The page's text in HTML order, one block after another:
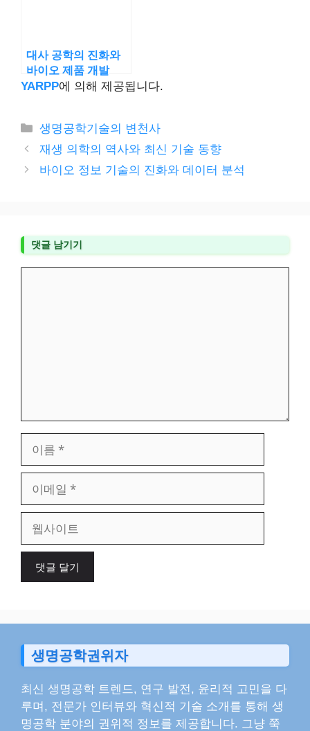
대사 공학의 진화와
바이오 제품 개발
YARPP에 의해 제공됩니다.
카
테
리
생명공학기술의 변천사
재생 의학의 역사와 최신 기술 동향
바이오 정보 기술의 진화와 데이터 분석
댓글 남기기
일
이
생명공학권위자
최신 생명공학 트렌드, 연구 발전, 윤리적 고민을 다
루며, 전문가 인터뷰와 혁신적 기술 소개를 통해 생
명공학 분야의 권위적 정보를 제공합니다. 그냥 쭉